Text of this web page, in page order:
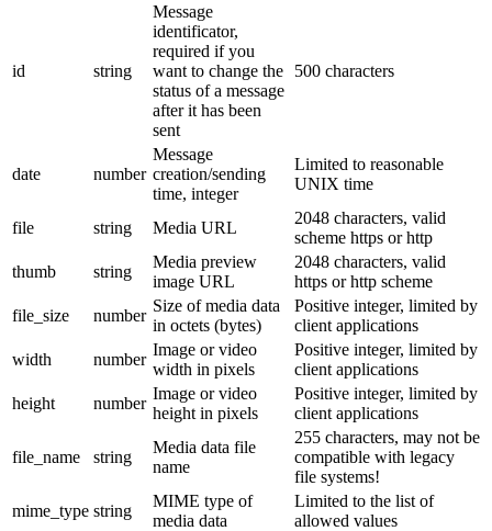
id string
Message
identificator,
required if you
want to change the
status of a message
after it has been
sent
500 characters
date number
Message
creation/sending
time, integer
Limited to reasonable
UNIX time
file string Media URL
2048 characters, valid
scheme https or http
thumb
string
Media preview
image URL
2048 characters, valid
https or http scheme
file_size
number
Size of media data
in octets (bytes)
Positive integer, limited by
client applications
width
number
Image or video
width in pixels
Positive integer, limited by
client applications
height
number
Image or video
height in pixels
Positive integer, limited by
client applications
file_name string
Media data file
name
255 characters, may not be
compatible with legacy
file systems!
mime_type string
MIME type of
media data
Limited to the list of
allowed values